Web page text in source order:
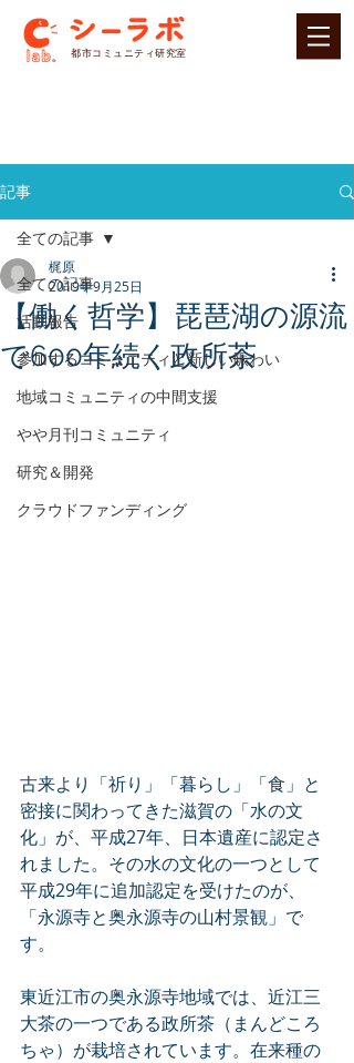
​都市コミュニティ研究室
記事
全ての記事
活動報告
参加するコミュニティと新しい賑わい
地域コミュニティの中間支援
やや月刊コミュニティ
研究＆開発
クラウドファンディング
全ての記事
【働く哲学】琵琶湖の源流
で600年続く政所茶
梶原
2019年9月25日
古来より「祈り」「暮らし」「食」と
密接に関わってきた滋賀の「水の文
化」が、平成27年、日本遺産に認定さ
れました。その水の文化の一つとして
平成29年に追加認定を受けたのが、
「永源寺と奥永源寺の山村景観」で
す。
東近江市の奥永源寺地域では、近江三
大茶の一つである政所茶（まんどころ
ちゃ）が栽培されています。在来種の